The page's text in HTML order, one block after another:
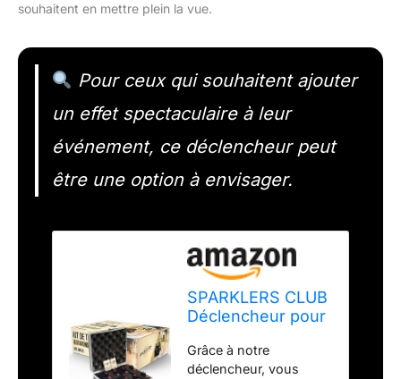
souhaitent en mettre plein la vue.
Pour ceux qui souhaitent ajouter
un effet spectaculaire à leur
événement, ce déclencheur peut
être une option à envisager.
SPARKLERS CLUB
Déclencheur pour
bases + 2
Télécommande -
Grâce à notre
déclencheur, vous